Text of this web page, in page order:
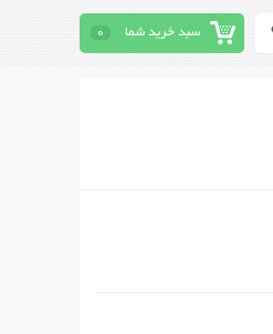
سبد خرید شما 0